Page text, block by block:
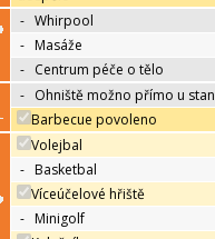
- Whirpool
- Masáže
- Centrum péče o tělo
- Ohniště možno přímo u
Barbecue povoleno
Volejbal
- Basketbal
Víceúčelové hřiště
- Minigolf